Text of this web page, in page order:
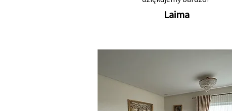
Laima